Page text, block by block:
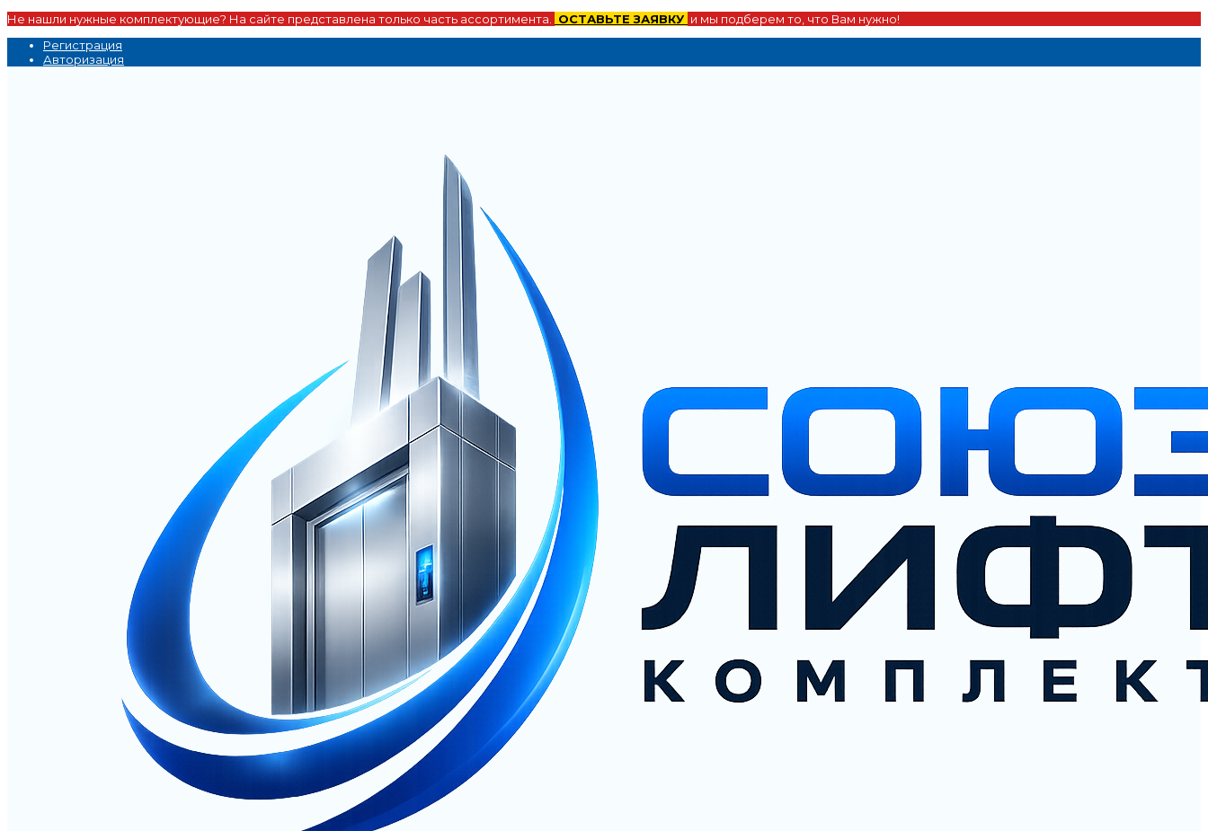
Не нашли нужные комплектующие? На сайте представлена только часть ассортимента. ОСТАВЬТЕ ЗАЯВКУ и мы подберем то, что Вам нужно!
Регистрация
Авторизация